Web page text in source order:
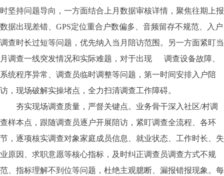
时坚持问题导向，一方面结合上月数据审核详情，聚焦往期上报
数据出现差错、GPS定位重合户数偏多、音频留存不规范、入户
调查时长过短等问题，优先纳入当月陪访范围。另一方面紧盯当
月调查一线突发情况和实际难题，对于出现 调查设备故障、
系统程序异常、调查员临时调整等问题，第一时间安排入户陪
访，现场破解实操堵点，全力扫清调查工作障碍。
夯实现场调查质量，严督关键点。业务骨干深入社区/村调
查样本点，跟随调查员逐户开展陪访，紧盯调查全流程、各环
节，逐项核实调查对象家庭成员信息、就业状态、工作时长、失
业原因、求职意愿等核心指标，及时纠正调查员调查方式不规
范、指标理解不到位等问题，杜绝主观臆断、漏报错报现象。每